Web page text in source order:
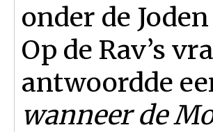
onder de
Op de Rav’s
antwoordde
wanneer de